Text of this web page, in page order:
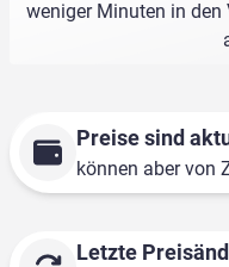
weniger Minuten in
Preise sind
können aber von
Letzte